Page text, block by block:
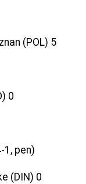
(POL) 5
0
1, pen)
(DIN) 0